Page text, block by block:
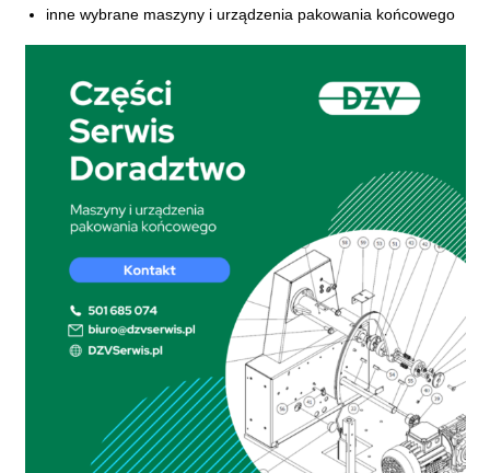
​inne wybrane maszyny i urządzenia pakowania końcowego